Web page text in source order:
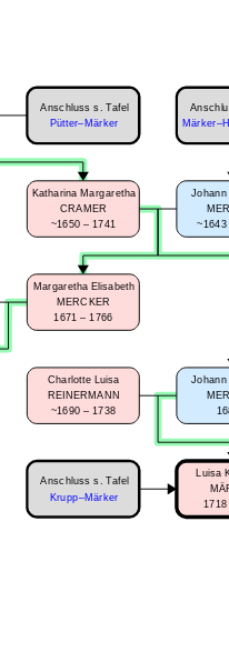
Luisa
1718
Johann
Charlotte Luisa
REINERMANN
~1690 – 1738
Johann
~1643
Katharina Margaretha
CRAMER
~1650 – 1741
Margaretha Elisabeth
MERCKER
1671 – 1766
Anschluss s. Tafel
Krupp–Märker
Anschluss s. Tafel
Pütter–Märker